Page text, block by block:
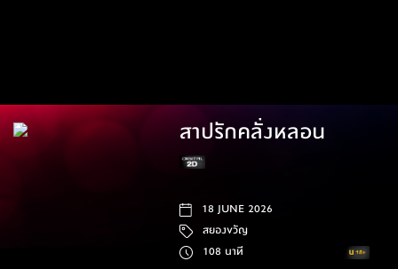
สาปรักคลั่งหลอน
18 JUNE 2026
สยองขวัญ
108 นาที